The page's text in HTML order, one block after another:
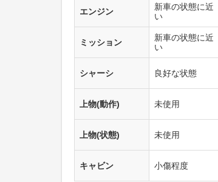
エンジン
新車の状態に近
い
ミッション
新車の状態に近
い
シャーシ 良好な状態
上物(動作) 未使用
上物(状態) 未使用
キャビン 小傷程度